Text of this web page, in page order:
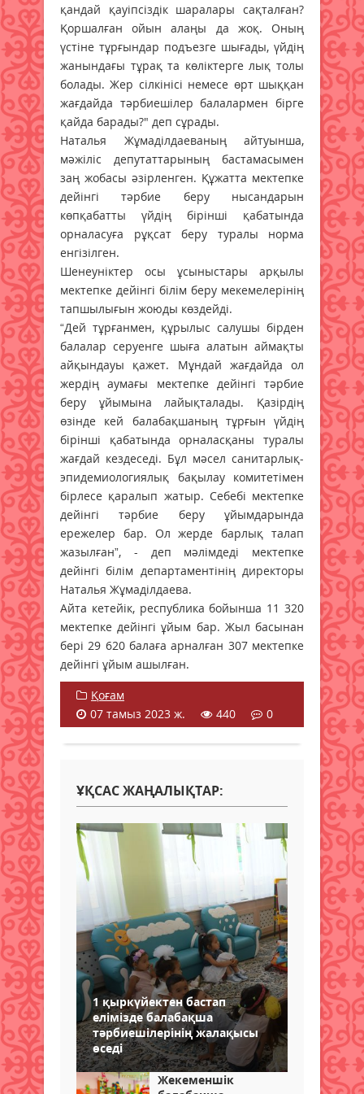
қандай қауіпсіздік шаралары сақталған?
Қоршалған ойын алаңы да жоқ. Оның
үстіне тұрғындар подъезге шығады, үйдің
жанындағы тұрақ та көліктерге лық толы
болады. Жер сілкінісі немесе өрт шыққан
жағдайда тәрбиешілер балалармен бірге
қайда барады?" деп сұрады.
Наталья Жұмаділдаеваның айтуынша,
мәжіліс депутаттарының бастамасымен
заң жобасы әзірленген. Құжатта мектепке
дейінгі тәрбие беру нысандарын
көпқабатты үйдің бірінші қабатында
орналасуға рұқсат беру туралы норма
енгізілген.
Шенеуніктер осы ұсыныстары арқылы
мектепке дейінгі білім беру мекемелерінің
тапшылығын жоюды көздейді.
“Дей тұрғанмен, құрылыс салушы бірден
балалар серуенге шыға алатын аймақты
айқындауы қажет. Мұндай жағдайда ол
жердің аумағы мектепке дейінгі тәрбие
беру ұйымына лайықталады. Қазірдің
өзінде кей балабақшаның тұрғын үйдің
бірінші қабатында орналасқаны туралы
жағдай кездеседі. Бұл мәсел санитарлық-
эпидемиологиялық бақылау комитетімен
бірлесе қаралып жатыр. Себебі мектепке
дейінгі тәрбие беру ұйымдарында
ережелер бар. Ол жерде барлық талап
жазылған”, - деп мәлімдеді мектепке
дейінгі білім департаментінің директоры
Наталья Жұмаділдаева.
Айта кетейік, республика бойынша 11 320
мектепке дейінгі ұйым бар. Жыл басынан
бері 29 620 балаға арналған 307 мектепке
дейінгі ұйым ашылған.
Қоғам
07 тамыз 2023 ж.
440 0
ҰҚСАС ЖАҢАЛЫҚТАР:
1 қыркүйектен бастап
елімізде балабақша
тәрбиешілерінің жалақысы
өседі
Жекеменшік